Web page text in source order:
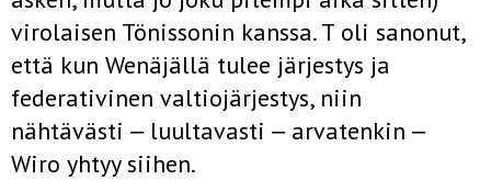
virolaisen Tönissonin kanssa. T oli sanonut,
että kun Wenäjällä tulee järjestys ja
federativinen valtiojärjestys, niin
nähtävästi ‒ luultavasti ‒ arvatenkin ‒
Wiro yhtyy siihen.